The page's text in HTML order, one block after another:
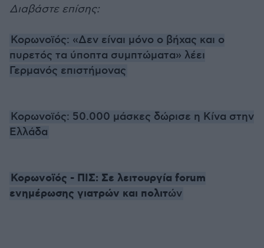
Διαβάστε επίσης:
Κορωνοϊός: «Δεν είναι μόνο ο βήχας και ο
πυρετός τα ύποπτα συμπτώματα» λέει
Γερμανός επιστήμονας
Κορωνοϊός: 50.000 μάσκες δώρισε η Κίνα στην
Ελλάδα
Κορωνοϊός - ΠΙΣ: Σε λειτουργία forum
ενημέρωσης γιατρών και πολιτών